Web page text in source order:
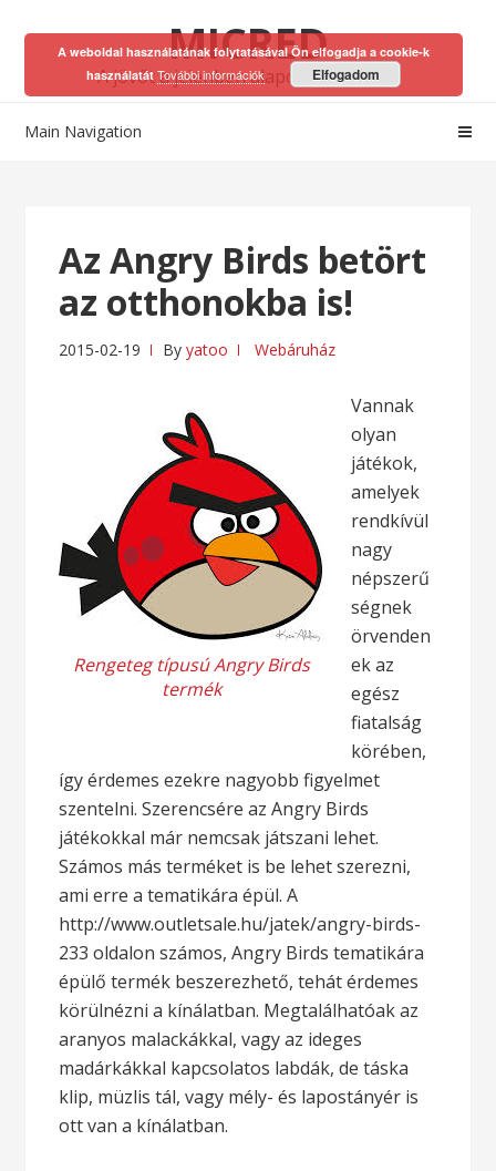
to
navigation
to
content
MICRED
A jövőt a jelenben alapozhatod meg!
Main Navigation
Az Angry Birds betört
az otthonokba is!
2015-02-19 Byyatoo Webáruház
Rengeteg típusú Angry Birds
termék
Vannak
olyan
játékok,
amelyek
rendkívül
nagy
népszerű
ségnek
örvenden
ek az
egész
fiatalság
körében,
így érdemes ezekre nagyobb figyelmet
szentelni. Szerencsére az Angry Birds
játékokkal már nemcsak játszani lehet.
Számos más terméket is be lehet szerezni,
ami erre a tematikára épül. A
http://www.outletsale.hu/jatek/angry-birds-
233 oldalon számos, Angry Birds tematikára
épülő termék beszerezhető, tehát érdemes
körülnézni a kínálatban. Megtalálhatóak az
aranyos malackákkal, vagy az ideges
madárkákkal kapcsolatos labdák, de táska
klip, müzlis tál, vagy mély- és lapostányér is
ott van a kínálatban.
A weboldal használatának folytatásával Ön elfogadja a cookie-k
használatátTovábbi információk Elfogadom